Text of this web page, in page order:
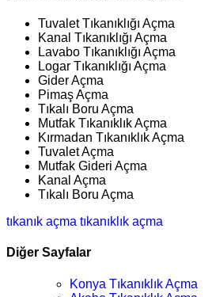
Tuvalet Tıkanıklığı Açma
Kanal Tıkanıklığı Açma
Lavabo Tıkanıklığı Açma
Logar Tıkanıklığı Açma
Gider Açma
Pimaş Açma
Tıkalı Boru Açma
Mutfak Tıkanıklık Açma
Kırmadan Tıkanıklık Açma
Tuvalet Açma
Mutfak Gideri Açma
Kanal Açma
Tıkalı Boru Açma
tıkanık açma tıkanıklık açma
Diğer Sayfalar
Konya Tıkanıklık Açma